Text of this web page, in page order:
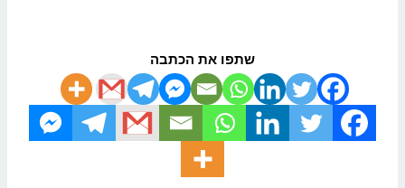
שתפו את הכתבה